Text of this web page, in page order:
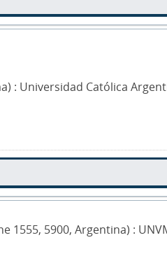
: Universidad Católica
1555, 5900, Argentina) :